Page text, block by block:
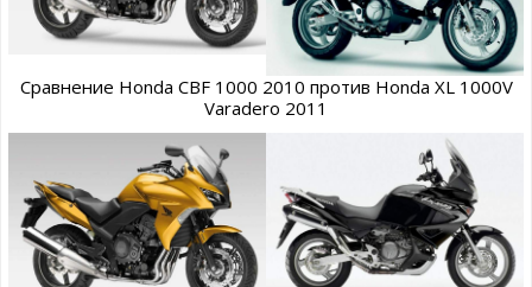
Сравнение Honda CBF 1000 2010 против Honda XL 1000V
Varadero 2011